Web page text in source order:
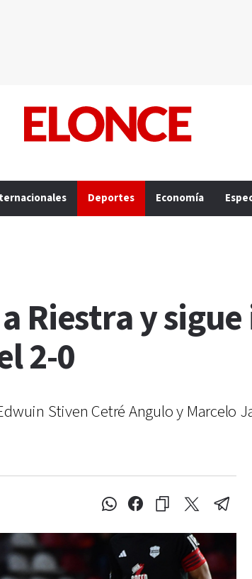
Deportes Economía
Riestra y
2-0
Stiven Cetré Angulo y Marcelo